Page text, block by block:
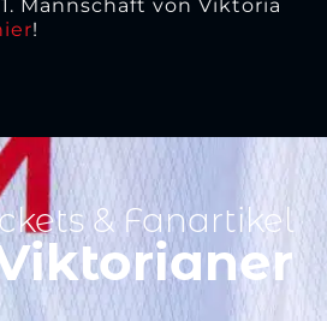
Mannschaft von Viktoria
!
& Fanartikel